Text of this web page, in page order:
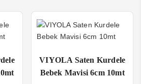
VIYOLA Saten Kurdele
Bebek Mavisi 6cm 10mt